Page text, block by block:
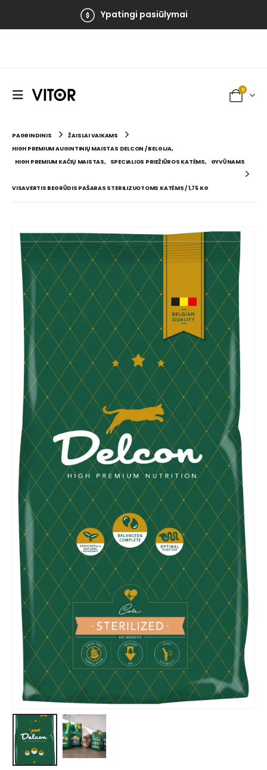
Ypatingi pasiūlymai
0
PAGRINDINIS
ŽAISLAI VAIKAMS
HIGH PREMIUM AUGINTINIŲ MAISTAS DELCON / BELGIJA,
HIGH PREMIUM KAČIŲ MAISTAS, SPECIALIOS PRIEŽIŪROS KATĖMS, GYVŪNAMS
VISAVERTIS BEGRŪDIS PAŠARAS STERILIZUOTOMS KATĖMS / 1,75 KG